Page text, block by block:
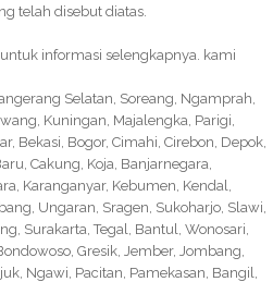
telah disebut diatas.
informasi selengkapnya. kami
Selatan, Soreang, Ngamprah,
Kuningan, Majalengka, Parigi,
Bekasi, Bogor, Cimahi, Cirebon, Depok,
Cakung, Koja, Banjarnegara,
Karanganyar, Kebumen, Kendal,
Ungaran, Sragen, Sukoharjo, Slawi,
Surakarta, Tegal, Bantul, Wonosari,
Gresik, Jember, Jombang,
Ngawi, Pacitan, Pamekasan, Bangil,